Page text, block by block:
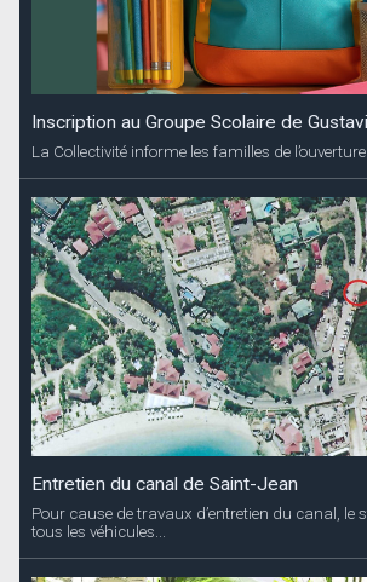
Inscription au Groupe Scolaire de
La Collectivité informe les familles de l’ouverture
Entretien du canal de Saint-Jean
Pour cause de travaux d’entretien du canal, le
tous les véhicules...